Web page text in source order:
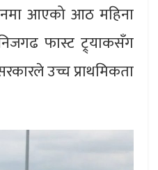
आएको आठ महिना
फास्ट ट्र्याकसँग
उच्च प्राथमिकता